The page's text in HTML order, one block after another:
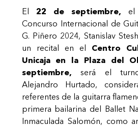
El 22 de septiembre, el
Concurso Internacional de
G. Piñero 2024, Stanislav
un recital en el Centro
Unicaja en la Plaza del
septiembre, será el
Alejandro Hurtado,
referentes de la guitarra
primera bailarina del Ballet
Inmaculada Salomón, como